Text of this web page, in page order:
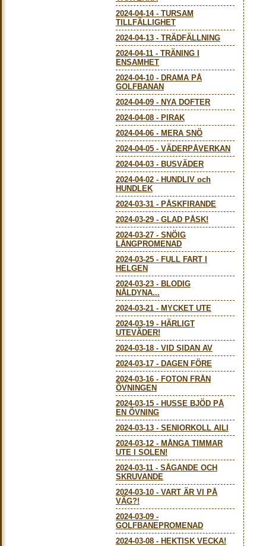
2024-04-14- TURSAM
TILLFÄLLIGHET
2024-04-13 - TRÄDFÄLLNING
2024-04-11 - TRÄNING I
ENSAMHET
2024-04-10 - DRAMA PÅ
GOLFBANAN
2024-04-09 - NYA DOFTER
2024-04-08 - PIRAK
2024-04-06 - MERA SNÖ
2024-04-05 - VÄDERPÅVERKAN
2024-04-03 - BUSVÄDER
2024-04-02 - HUNDLIV och
HUNDLEK
2024-03-31 - PÅSKFIRANDE
2024-03-29 - GLAD PÅSK!
2024-03-27 - SNÖIG
LÅNGPROMENAD
2024-03-25 - FULL FART I
HELGEN
2024-03-23 - BLODIG
NÅLDYNA...
2024-03-21 - MYCKET UTE
2024-03-19 - HÄRLIGT
UTEVÄDER!
2024-03-18 - VID SIDAN AV
2024-03-17 - DAGEN FÖRE
2024-03-16 - FOTON FRÅN
ÖVNINGEN
2024-03-15 - HUSSE BJÖD PÅ
EN ÖVNING
2024-03-13 - SENIORKOLL AILI
2024-03-12 - MÅNGA TIMMAR
UTE I SOLEN!
2024-03-11 - SÅGANDE OCH
SKRUVANDE
2024-03-10 - VART ÄR VI PÅ
VÄG?!
2024-03-09 -
GOLFBANEPROMENAD
2024-03-08 - HEKTISK VECKA!